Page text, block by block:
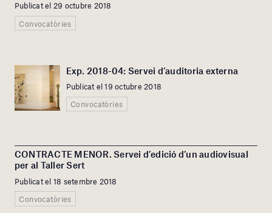
Publicat el 29 octubre 2018
Convocatòries
Exp. 2018-04: Servei d’auditoria externa
Publicat el 19 octubre 2018
Convocatòries
CONTRACTE MENOR. Servei d’edició d’un audiovisual
per al Taller Sert
Publicat el 18 setembre 2018
Convocatòries